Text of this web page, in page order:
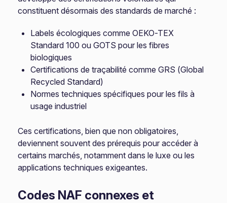
constituent désormais des standards de marché :
Labels écologiques comme OEKO-TEX
Standard 100 ou GOTS pour les fibres
biologiques
Certifications de traçabilité comme GRS (Global
Recycled Standard)
Normes techniques spécifiques pour les fils à
usage industriel
Ces certifications, bien que non obligatoires,
deviennent souvent des prérequis pour accéder à
certains marchés, notamment dans le luxe ou les
applications techniques exigeantes.
Codes NAF connexes et